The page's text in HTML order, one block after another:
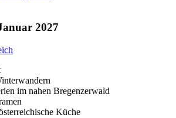
2027
im nahen Bregenzerwald
Küche